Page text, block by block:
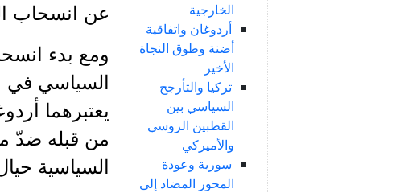
الخارجية
أردوغان واتفاقية
أضنة وطوق النجاة
الأخير
تركيا والتأرجح
السياسي بين
القطبين الروسي
والأميركي
سورية وعودة
المحور المضاد إلى
عن انسحاب
ومع بدء
السياسي في
يعتبرهما
من قبله ضدّ
السياسية